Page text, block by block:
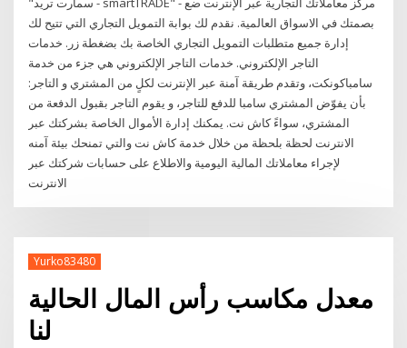
بصمتك في الاسواق العالمية. نقدم لك بوابة التمويل التجاري التي تتيح لك
إدارة جميع متطلبات التمويل التجاري الخاصة بك بضغطة زر. خدمات
التاجر الإلكتروني. خدمات التاجر الإلكتروني هي جزء من خدمة
سامباكونكت، وتقدم طريقة آمنة عبر الإنترنت لكلٍ من المشتري و التاجر:
بأن يفوّض المشتري سامبا للدفع للتاجر، و يقوم التاجر بقبول الدفعة من
المشتري، سواءً كاش نت. يمكنك إدارة الأموال الخاصة بشركتك عبر
الانترنت لحظة بلحظة من خلال خدمة كاش نت والتي تمنحك بيئة آمنه
لإجراء معاملاتك المالية اليومية والاطلاع على حسابات شركتك عبر
الانترنت
Yurko83480
معدل مكاسب رأس المال الحالية
لنا